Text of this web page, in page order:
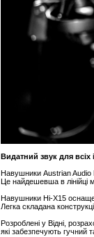
Видатний звук для всіх
Навушники Austrian Audio
Це найдешевша в лінійці
Навушники Hi-X15
Легка складана
Розроблені у Відні,
які забезпечують гучний